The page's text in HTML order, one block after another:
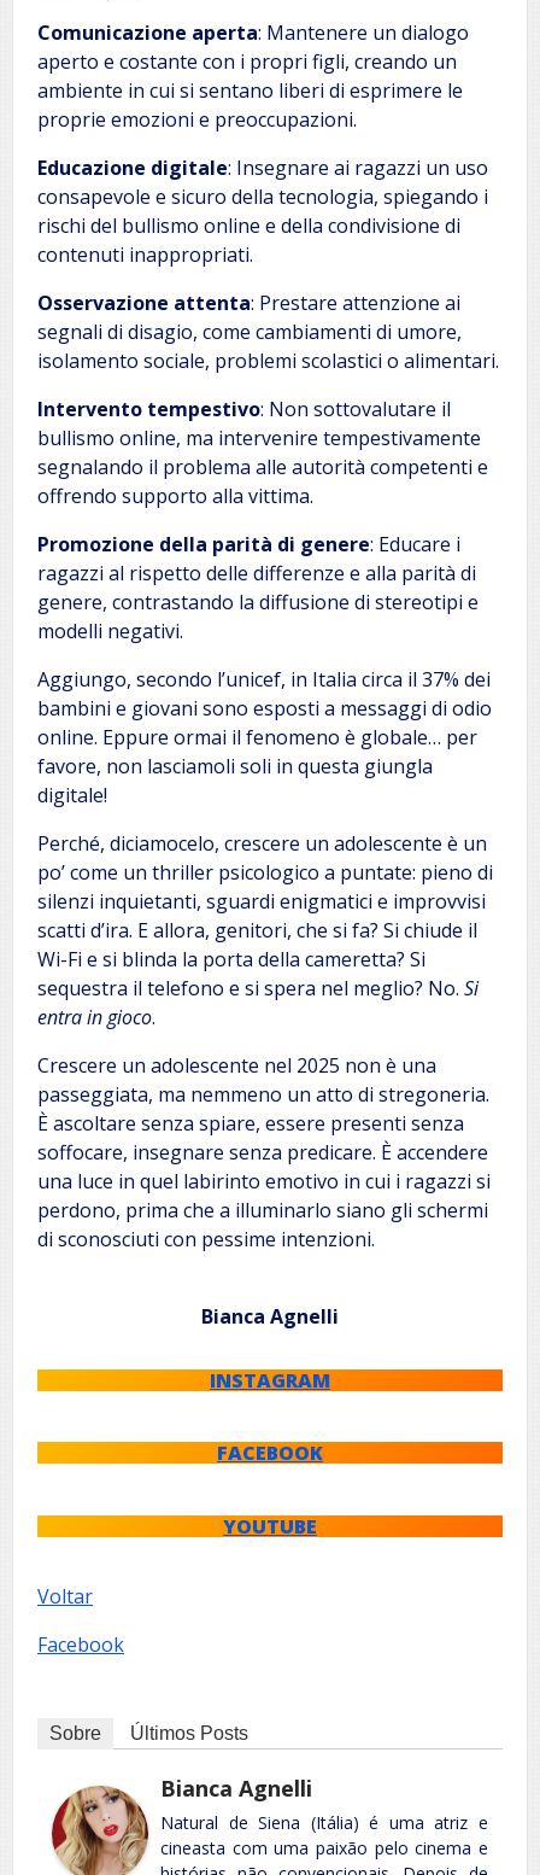
Comunicazione aperta: Mantenere un dialogo
aperto e costante con i propri figli, creando un
ambiente in cui si sentano liberi di esprimere le
proprie emozioni e preoccupazioni.
Educazione digitale: Insegnare ai ragazzi un uso
consapevole e sicuro della tecnologia, spiegando i
rischi del bullismo online e della condivisione di
contenuti inappropriati.
Osservazione attenta: Prestare attenzione ai
segnali di disagio, come cambiamenti di umore,
isolamento sociale, problemi scolastici o alimentari.
Intervento tempestivo: Non sottovalutare il
bullismo online, ma intervenire tempestivamente
segnalando il problema alle autorità competenti e
offrendo supporto alla vittima.
Promozione della parità di genere: Educare i
ragazzi al rispetto delle differenze e alla parità di
genere, contrastando la diffusione di stereotipi e
modelli negativi.
Aggiungo, secondo l’unicef, in Italia circa il 37% dei
bambini e giovani sono esposti a messaggi di odio
online. Eppure ormai il fenomeno è globale… per
favore, non lasciamoli soli in questa giungla
digitale!
Perché, diciamocelo, crescere un adolescente è un
po’ come un thriller psicologico a puntate: pieno di
silenzi inquietanti, sguardi enigmatici e improvvisi
scatti d’ira. E allora, genitori, che si fa? Si chiude il
Wi-Fi e si blinda la porta della cameretta? Si
sequestra il telefono e si spera nel meglio? No. Si
entra in gioco.
Crescere un adolescente nel 2025 non è una
passeggiata, ma nemmeno un atto di stregoneria.
È ascoltare senza spiare, essere presenti senza
soffocare, insegnare senza predicare. È accendere
una luce in quel labirinto emotivo in cui i ragazzi si
perdono, prima che a illuminarlo siano gli schermi
di sconosciuti con pessime intenzioni.
Bianca Agnelli
INSTAGRAM
FACEBOOK
YOUTUBE
Voltar
Facebook
Sobre Últimos Posts
Bianca Agnelli
Natural de Siena (Itália) é uma atriz e
cineasta com uma paixão pelo cinema e